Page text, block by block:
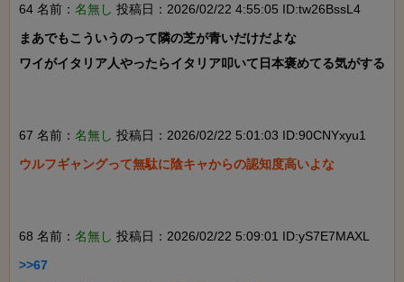
64 名前： 名無し 投稿日：2026/02/22 4:55:05 ID:tw26BssL4
まあでもこういうのって隣の芝が青いだけだよな
ワイがイタリア人やったらイタリア叩いて日本褒めてる気がする
67 名前： 名無し 投稿日：2026/02/22 5:01:03 ID:90CNYxyu1
ウルフギャングって無駄に陰キャからの認知度高いよな
68 名前： 名無し 投稿日：2026/02/22 5:09:01 ID:yS7E7MAXL
>>67